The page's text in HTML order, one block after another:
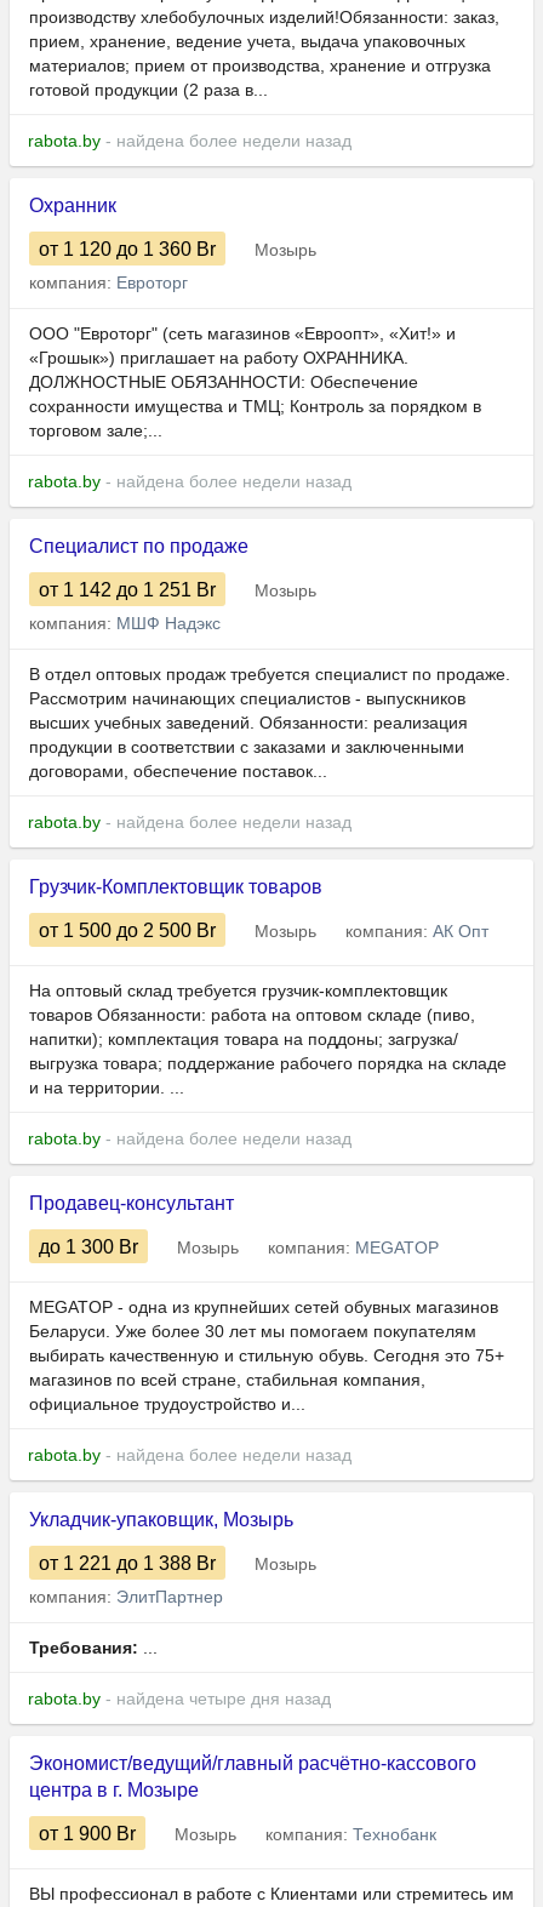
производству хлебобулочных изделий!Обязанности: заказ,
прием, хранение, ведение учета, выдача упаковочных
материалов; прием от производства, хранение и отгрузка
готовой продукции (2 раза в...
rabota.by - найдена более недели назад
Охранник
от 1 120 до 1 360 Br
Мозырь
компания: Евроторг
ООО "Евроторг" (сеть магазинов «Евроопт», «Хит!» и
«Грошык») приглашает на работу ОХРАННИКА.
ДОЛЖНОСТНЫЕ ОБЯЗАННОСТИ: Обеспечение
сохранности имущества и ТМЦ; Контроль за порядком в
торговом зале;...
rabota.by - найдена более недели назад
Специалист по продаже
от 1 142 до 1 251 Br
Мозырь
компания: МШФ Надэкс
В отдел оптовых продаж требуется специалист по продаже.
Рассмотрим начинающих специалистов - выпускников
высших учебных заведений. Обязанности: реализация
продукции в соответствии с заказами и заключенными
договорами, обеспечение поставок...
rabota.by - найдена более недели назад
Грузчик-Комплектовщик товаров
от 1 500 до 2 500 Br Мозырь компания: АК Опт
На оптовый склад требуется грузчик-комплектовщик
товаров Обязанности: работа на оптовом складе (пиво,
напитки); комплектация товара на поддоны; загрузка/
выгрузка товара; поддержание рабочего порядка на складе
и на территории. ...
rabota.by - найдена более недели назад
Продавец-консультант
до 1 300 Br Мозырь компания: MEGATOP
MEGATOP - одна из крупнейших сетей обувных магазинов
Беларуси. Уже более 30 лет мы помогаем покупателям
выбирать качественную и стильную обувь. Сегодня это 75+
магазинов по всей стране, стабильная компания,
официальное трудоустройство и...
rabota.by - найдена более недели назад
Укладчик-упаковщик, Мозырь
от 1 221 до 1 388 Br
Мозырь
компания: ЭлитПартнер
Требования: ...
rabota.by - найдена четыре дня назад
Экономист/ведущий/главный расчётно-кассового
центра в г. Мозыре
от 1 900 Br Мозырь компания: Технобанк
ВЫ профессионал в работе с Клиентами или стремитесь им